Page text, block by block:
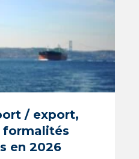
/ export,
formalités
en 2026